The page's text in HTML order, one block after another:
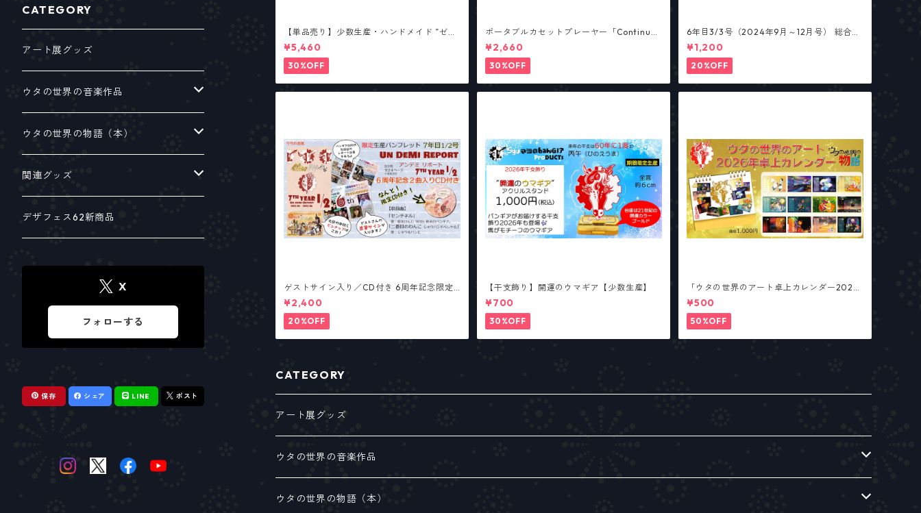
【単品売り】少数生産・ハンドメイド ”ゼ
ロ” アートフィギュア
¥5,460
30%OFF
ポータブルカセットプレーヤー「Continu
e?」／アナログサウンド・リターンズ
¥2,660
30%OFF
6年目3/3号（2024年9月～12月号） 総合パ
ンフレット「アンティエール・リポート」
【少数部数生産】
¥1,200
20%OFF
ゲストサイン入り／CD付き 6周年記念限定
パンフレット（総合パンフ7年目1/2号）
¥2,400
20%OFF
【干支飾り】開運のウマギア【少数生産】
¥700
30%OFF
「ウタの世界のアート卓上カレンダー202
6」
¥500
50%OFF
CATEGORY
アート展グッズ
ウタの世界の音楽作品
シングルアルバム
ウタの世界の物語（本）
CATEGORY
アート展グッズ
ウタの世界の音楽作品
シングルアルバム
ミニアルバム
フルアルバム
ウタの世界の物語（本）
絵本
関連書籍
関連グッズ
各種パンフレット
Tシャツ
セブンズバー コラボ
その他・小物
デザフェス62新商品
X
フォローする
保存 シェア LINE ポスト